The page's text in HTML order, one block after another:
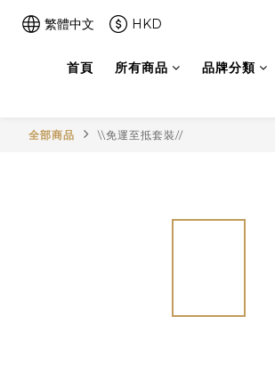
繁體中文 HKD
首頁 所有商品 品牌分類
全部商品 \\免運至抵套裝//